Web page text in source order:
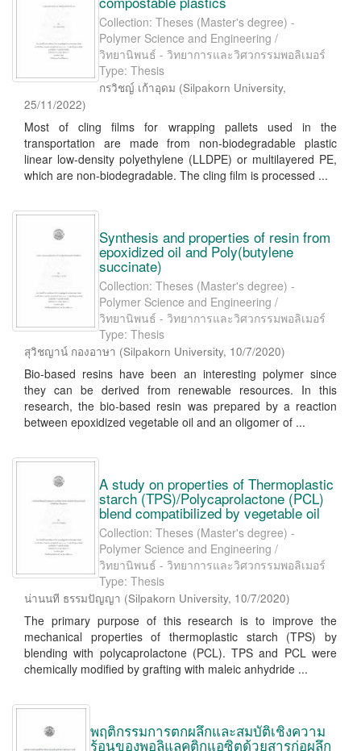
Collection: Theses (Master's degree) -
Polymer Science and Engineering /
วิทยานิพนธ์ - วิทยาการและวิศวกรรมพอลิเมอร์
Type: Thesis
กรวิชญ์ เก้าอุดม (Silpakorn University,
25/11/2022)
Most of cling films for wrapping pallets used in the
transportation are made from non-biodegradable plastic
linear low-density polyethylene (LLDPE) or multilayered PE,
which are non-biodegradable. The cling film is processed ...
Synthesis and properties of resin from
epoxidized oil and Poly(butylene
succinate)
Collection: Theses (Master's degree) -
Polymer Science and Engineering /
วิทยานิพนธ์ - วิทยาการและวิศวกรรมพอลิเมอร์
Type: Thesis
สุวิชญาน์ กองอาษา (Silpakorn University, 10/7/2020)
Bio-based resins have been an interesting polymer since
they can be derived from renewable resources. In this
research, the bio-based resin was prepared by a reaction
between epoxidized vegetable oil and an oligomer of ...
A study on properties of Thermoplastic
starch (TPS)/Polycaprolactone (PCL)
blend compatibilized by vegetable oil
Collection: Theses (Master's degree) -
Polymer Science and Engineering /
วิทยานิพนธ์ - วิทยาการและวิศวกรรมพอลิเมอร์
Type: Thesis
น่านนที ธรรมปัญญา (Silpakorn University, 10/7/2020)
The primary purpose of this research is to improve the
mechanical properties of thermoplastic starch (TPS) by
blending with polycaprolactone (PCL). TPS and PCL were
chemically modified by grafting with maleic anhydride ...
พฤติกรรมการตกผลึกและสมบัติเชิงความ
ร้อนของพอลิแลคติกแอซิตด้วยสารก่อผลึก